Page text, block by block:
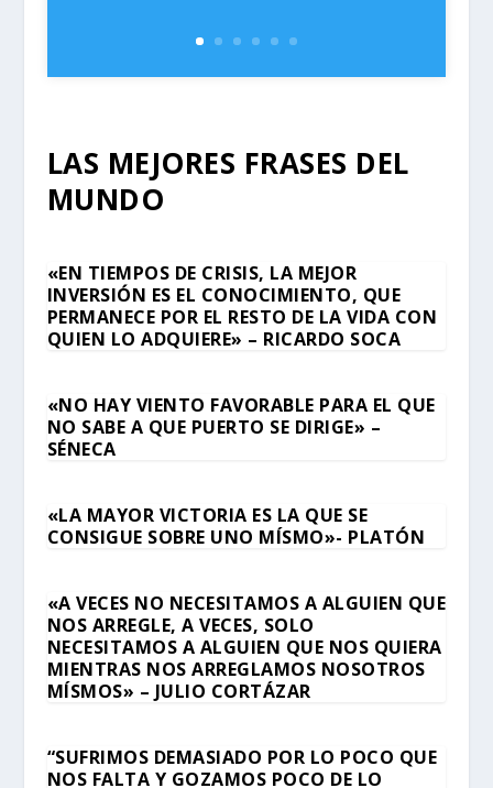
LAS MEJORES FRASES DEL
MUNDO
«EN TIEMPOS DE CRISIS, LA MEJOR
INVERSIÓN ES EL CONOCIMIENTO, QUE
PERMANECE POR EL RESTO DE LA VIDA CON
QUIEN LO ADQUIERE» – RICARDO SOCA
«NO HAY VIENTO FAVORABLE PARA EL QUE
NO SABE A QUE PUERTO SE DIRIGE» –
SÉNECA
«LA MAYOR VICTORIA ES LA QUE SE
CONSIGUE SOBRE UNO MÍSMO»- PLATÓN
«A VECES NO NECESITAMOS A ALGUIEN QUE
NOS ARREGLE, A VECES, SOLO
NECESITAMOS A ALGUIEN QUE NOS QUIERA
MIENTRAS NOS ARREGLAMOS NOSOTROS
MÍSMOS» – JULIO CORTÁZAR
“SUFRIMOS DEMASIADO POR LO POCO QUE
NOS FALTA Y GOZAMOS POCO DE LO